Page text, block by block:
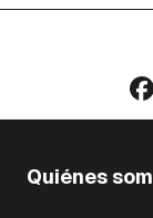
Quiénes